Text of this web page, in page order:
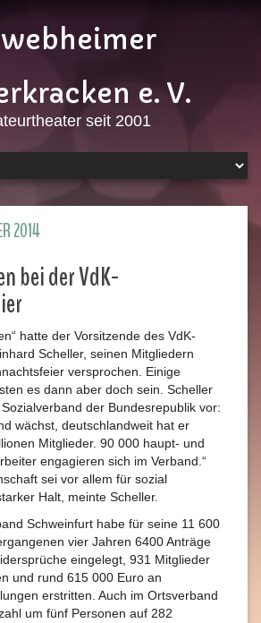
e. V.
seit 2001
bei der VdK-
hatte der Vorsitzende des VdK-
Scheller, seinen Mitgliedern
versprochen. Einige
es dann aber doch sein. Scheller
der Bundesrepublik vor:
wächst, deutschlandweit hat er
Mitglieder. 90 000 haupt- und
engagieren sich im Verband.“
sei vor allem für sozial
Halt, meinte Scheller.
Schweinfurt habe für seine 11 600
vier Jahren 6400 Anträge
eingelegt, 931 Mitglieder
und rund 615 000 Euro an
erstritten. Auch im Ortsverband
um fünf Personen auf 282
2014